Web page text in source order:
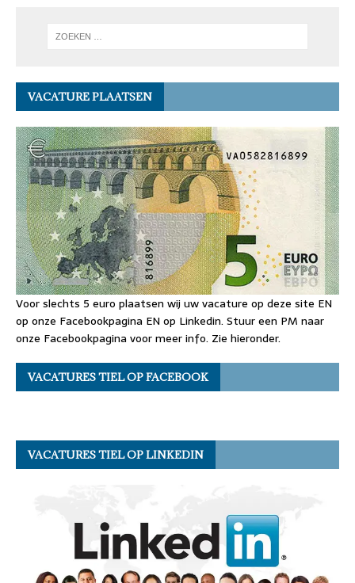
VACATURE PLAATSEN
Voor slechts 5 euro plaatsen wij uw vacature op deze site EN
op onze Facebookpagina EN op Linkedin. Stuur een PM naar
onze Facebookpagina voor meer info. Zie hieronder.
VACATURES TIEL OP FACEBOOK
VACATURES TIEL OP LINKEDIN